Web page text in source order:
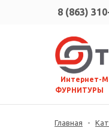
8 (863)
⠀Интернет-
ФУРНИТУРЫ
Главная -